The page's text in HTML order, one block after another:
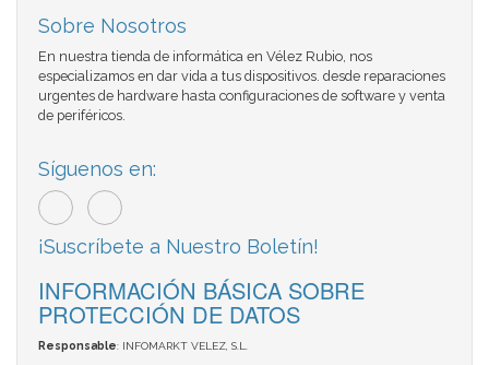
Sobre Nosotros
En nuestra tienda de informática en Vélez Rubio, nos
especializamos en dar vida a tus dispositivos. desde reparaciones
urgentes de hardware hasta configuraciones de software y venta
de periféricos.
Síguenos en:
¡Suscríbete a Nuestro Boletín!
INFORMACIÓN BÁSICA SOBRE
PROTECCIÓN DE DATOS
Responsable: INFOMARKT VELEZ, S.L.